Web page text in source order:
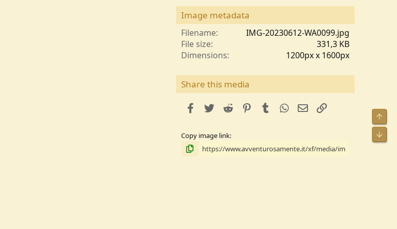
0
t
l
l
e
/
Image metadata
Filename
IMG-20230612-WA0099.jpg
File size
331,3 KB
Dimensions
1200px x 1600px
Share this media
facebookTwitterReddit PinterestTumblrWhatsApp
e-mail
Copy image link
Alto